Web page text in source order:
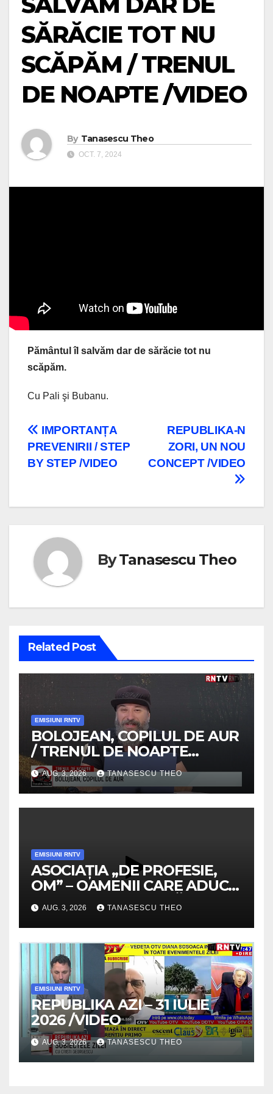
SĂRĂCIE TOT NU
SCĂPĂM / TRENUL
DE NOAPTE /VIDEO
By Tanasescu Theo
OCT. 7, 2024
Pământul îl salvăm dar de sărăcie tot nu
scăpăm.
Cu Pali şi Bubanu.
Navigare
în
REPUBLIKA-N
ZORI, UN NOU
CONCEPT /VIDEO
IMPORTANȚA
PREVENIRII / STEP
BY STEP /VIDEO
ByTanasescu Theo
Related Post
EMISIUNI RNTV
BOLOJEAN, COPILUL DE AUR
/ TRENUL DE NOAPTE
/VIDEO
AUG. 3, 2026 TANASESCU THEO
EMISIUNI RNTV
ASOCIAȚIA „DE PROFESIE,
OM” – OAMENII CARE ADUC
VALOARE COMUNITĂȚII /
SECRETELE SUCCESULUI
/VIDEO
AUG. 3, 2026 TANASESCU THEO
EMISIUNI RNTV
REPUBLIKA AZI – 31 IULIE
2026 /VIDEO
AUG. 3, 2026 TANASESCU THEO